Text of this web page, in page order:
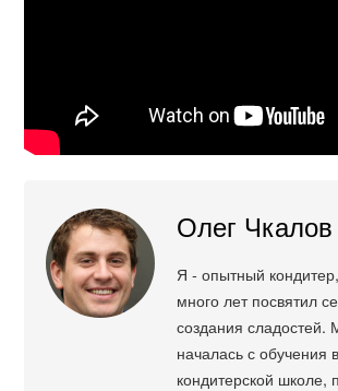
Олег Чкалов
Я - опытный
много лет посвятил
создания сладостей.
началась с обучения
кондитерской школе,